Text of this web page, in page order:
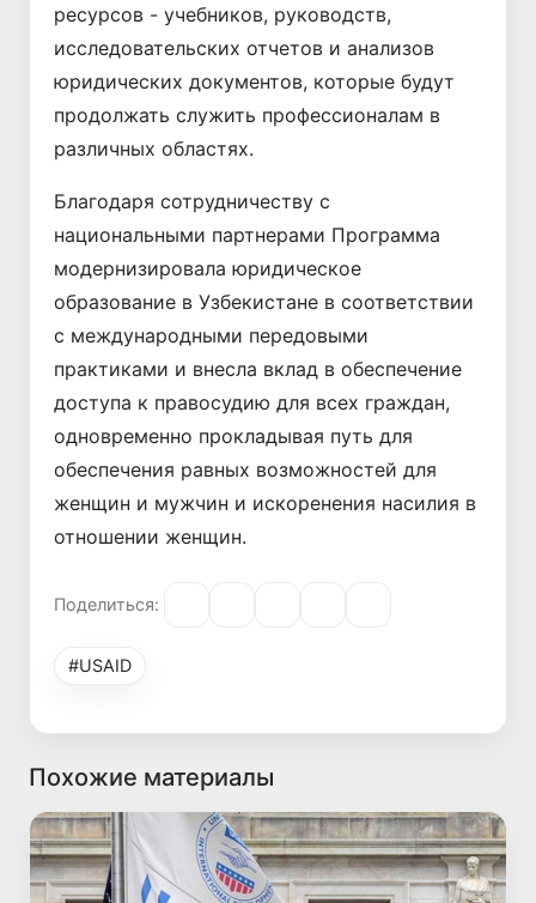
ресурсов - учебников, руководств,
исследовательских отчетов и анализов
юридических документов, которые будут
продолжать служить профессионалам в
различных областях.
Благодаря сотрудничеству с
национальными партнерами Программа
модернизировала юридическое
образование в Узбекистане в соответствии
с международными передовыми
практиками и внесла вклад в обеспечение
доступа к правосудию для всех граждан,
одновременно прокладывая путь для
обеспечения равных возможностей для
женщин и мужчин и искоренения насилия в
отношении женщин.
Поделиться:
#USAID
Похожие материалы